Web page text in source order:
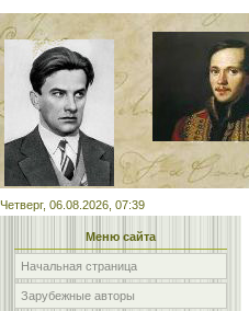
Четверг, 06.08.2026, 07:39
Меню сайта
Начальная страница
Зарубежные авторы